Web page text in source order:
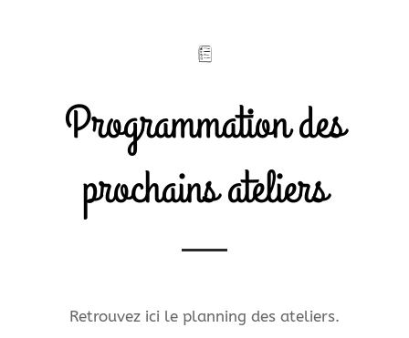
Programmation des
prochains ateliers
Retrouvez ici le planning des ateliers.